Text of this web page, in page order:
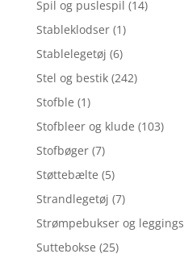
Spil og puslespil (14)
Stableklodser (1)
Stablelegetøj (6)
Stel og bestik (242)
Stofble (1)
Stofbleer og klude (103)
Stofbøger (7)
Støttebælte (5)
Strandlegetøj (7)
Strømpebukser og leggings
Suttebokse (25)